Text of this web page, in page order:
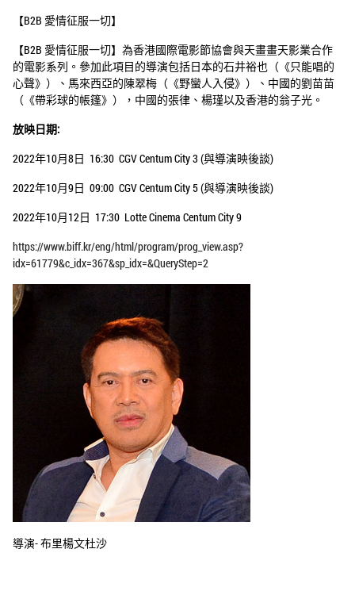
​【B2B 愛情征服一切】​
【B2B 愛情征服一切】​為香港國際電影節協會與天畫畫天影業合作
的電影系列。參加此項目的導演包括日本的石井裕也（《只能唱的
心聲》）、馬來西亞的陳翠梅（《野蠻人入侵》）、中國的劉苗苗
（《帶彩球的帳篷》），中國的張律、楊瑾以及香港的翁子光。​
放映日期:
2022年10月8日 16:30 CGV Centum City 3 (與導演映後談)
2022年10月9日 09:00 CGV Centum City 5 (與導演映後談)
2022年10月12日 17:30 Lotte Cinema Centum City 9
https://www.biff.kr/eng/html/program/prog_view.asp?
idx=61779&c_idx=367&sp_idx=&QueryStep=2
導演-布里楊文杜沙